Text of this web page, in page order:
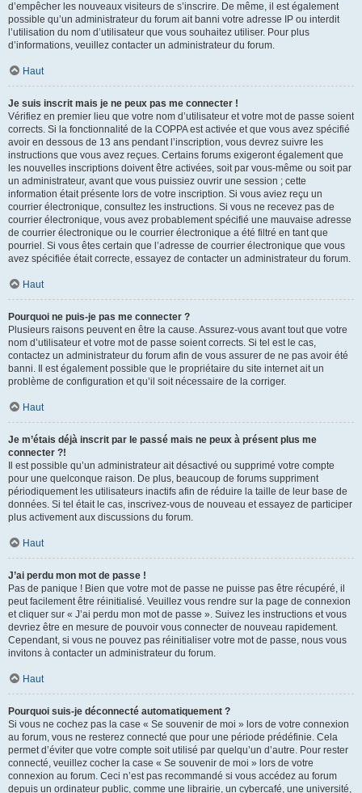
d’empêcher les nouveaux visiteurs de s’inscrire. De même, il est également
possible qu’un administrateur du forum ait banni votre adresse IP ou interdit
l’utilisation du nom d’utilisateur que vous souhaitez utiliser. Pour plus
d’informations, veuillez contacter un administrateur du forum.
Haut
Je suis inscrit mais je ne peux pas me connecter !
Vérifiez en premier lieu que votre nom d’utilisateur et votre mot de passe soient
corrects. Si la fonctionnalité de la COPPA est activée et que vous avez spécifié
avoir en dessous de 13 ans pendant l’inscription, vous devrez suivre les
instructions que vous avez reçues. Certains forums exigeront également que
les nouvelles inscriptions doivent être activées, soit par vous-même ou soit par
un administrateur, avant que vous puissiez ouvrir une session ; cette
information était présente lors de votre inscription. Si vous aviez reçu un
courrier électronique, consultez les instructions. Si vous ne recevez pas de
courrier électronique, vous avez probablement spécifié une mauvaise adresse
de courrier électronique ou le courrier électronique a été filtré en tant que
pourriel. Si vous êtes certain que l’adresse de courrier électronique que vous
avez spécifiée était correcte, essayez de contacter un administrateur du forum.
Haut
Pourquoi ne puis-je pas me connecter ?
Plusieurs raisons peuvent en être la cause. Assurez-vous avant tout que votre
nom d’utilisateur et votre mot de passe soient corrects. Si tel est le cas,
contactez un administrateur du forum afin de vous assurer de ne pas avoir été
banni. Il est également possible que le propriétaire du site internet ait un
problème de configuration et qu’il soit nécessaire de la corriger.
Haut
Je m’étais déjà inscrit par le passé mais ne peux à présent plus me
connecter ?!
Il est possible qu’un administrateur ait désactivé ou supprimé votre compte
pour une quelconque raison. De plus, beaucoup de forums suppriment
périodiquement les utilisateurs inactifs afin de réduire la taille de leur base de
données. Si tel était le cas, inscrivez-vous de nouveau et essayez de participer
plus activement aux discussions du forum.
Haut
J’ai perdu mon mot de passe !
Pas de panique ! Bien que votre mot de passe ne puisse pas être récupéré, il
peut facilement être réinitialisé. Veuillez vous rendre sur la page de connexion
et cliquer sur « J’ai perdu mon mot de passe ». Suivez les instructions et vous
devriez être en mesure de pouvoir vous connecter de nouveau rapidement.
Cependant, si vous ne pouvez pas réinitialiser votre mot de passe, nous vous
invitons à contacter un administrateur du forum.
Haut
Pourquoi suis-je déconnecté automatiquement ?
Si vous ne cochez pas la case « Se souvenir de moi » lors de votre connexion
au forum, vous ne resterez connecté que pour une période prédéfinie. Cela
permet d’éviter que votre compte soit utilisé par quelqu’un d’autre. Pour rester
connecté, veuillez cocher la case « Se souvenir de moi » lors de votre
connexion au forum. Ceci n’est pas recommandé si vous accédez au forum
depuis un ordinateur public, comme une librairie, un cybercafé, une université,